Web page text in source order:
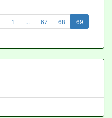
1 ... 67 68 69